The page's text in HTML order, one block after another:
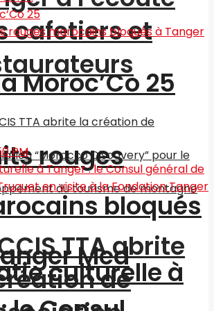
cafetiers et
TTA abrite
de
rouges
bloqués
Med
Moroc’Co 25
PM
culturelle à